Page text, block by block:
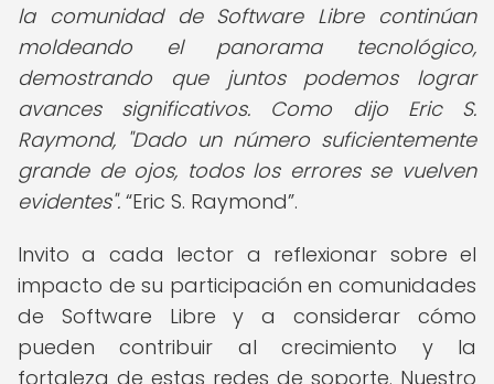
la comunidad de Software Libre continúan
moldeando el panorama tecnológico,
demostrando que juntos podemos lograr
avances significativos. Como dijo Eric S.
Raymond, "Dado un número suficientemente
grande de ojos, todos los errores se vuelven
evidentes". Eric S. Raymond .
Invito a cada lector a reflexionar sobre el
impacto de su participación en comunidades
de Software Libre y a considerar cómo
pueden contribuir al crecimiento y la
fortaleza de estas redes de soporte. Nuestro